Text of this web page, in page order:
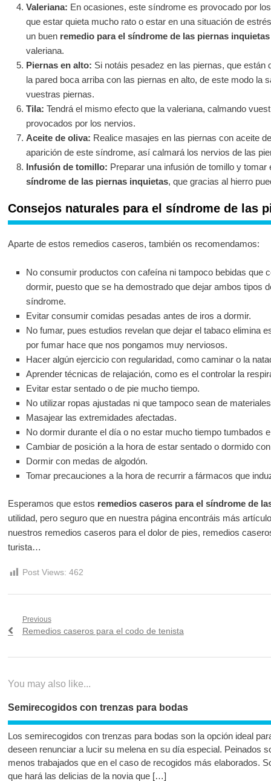
Valeriana: En ocasiones, este síndrome es provocado por
que estar quieta mucho rato o estar en una situación de
un buen remedio para el síndrome de las piernas inquietas
valeriana.
Piernas en alto: Si notáis pesadez en las piernas, que
la pared boca arriba con las piernas en alto, de este modo la
vuestras piernas.
Tila: Tendrá el mismo efecto que la valeriana, calmando
provocados por los nervios.
Aceite de oliva: Realice masajes en las piernas con aceite
aparición de este síndrome, así calmará los nervios de las
Infusión de tomillo: Preparar una infusión de tomillo y tomar
síndrome de las piernas inquietas, que gracias al hierro
Consejos naturales para el síndrome de las
Aparte de estos remedios caseros, también os recomendamos:
No consumir productos con cafeína ni tampoco bebidas que
dormir, puesto que se ha demostrado que dejar ambos tipos
síndrome.
Evitar consumir comidas pesadas antes de iros a dormir.
No fumar, pues estudios revelan que dejar el tabaco elimina
por fumar hace que nos pongamos muy nerviosos.
Hacer algún ejercicio con regularidad, como caminar o la
Aprender técnicas de relajación, como es el controlar la
Evitar estar sentado o de pie mucho tiempo.
No utilizar ropas ajustadas ni que tampoco sean de
Masajear las extremidades afectadas.
No dormir durante el día o no estar mucho tiempo tumbados
Cambiar de posición a la hora de estar sentado o dormido
Dormir con medas de algodón.
Tomar precauciones a la hora de recurrir a fármacos que
Esperamos que estos remedios caseros para el síndrome de
utilidad, pero seguro que en nuestra página encontráis más
nuestros remedios caseros para el dolor de pies, remedios
turista…
Post Views: 462
Navegación
Previous
Previous
Remedios caseros para el codo de tenista
You may also like...
Semirecogidos con trenzas para bodas
Los semirecogidos con trenzas para bodas son la opción ideal
deseen renunciar a lucir su melena en su día especial. Peinados
menos trabajados que en el caso de recogidos más elaborados.
que hará las delicias de la novia que […]